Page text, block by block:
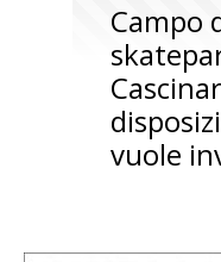
Campo
vuole